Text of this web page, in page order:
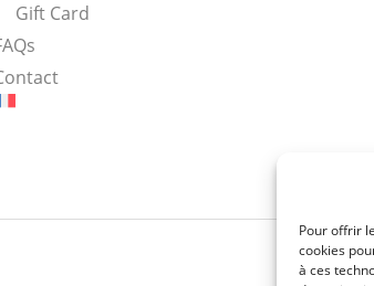
Pour offrir
cookies
à ces
Gift Card